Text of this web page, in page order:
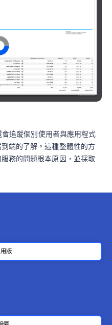
追蹤個別使用者與應用程式
端的了解。這種整體性的方
務的問題根本原因，並採取
版